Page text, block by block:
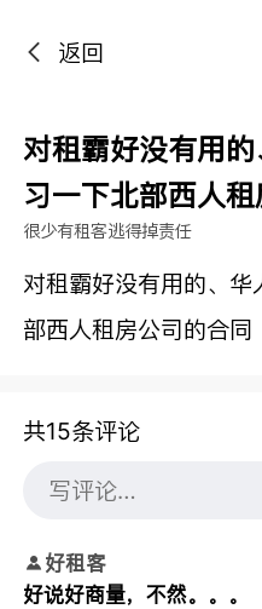
返回
对租霸好没有用
习一下北部西人
很少有租客逃得掉责任
对租霸好没有用的、
部西人租房公司的合同
共15条评论
好租客
好说好商量，不然。。。